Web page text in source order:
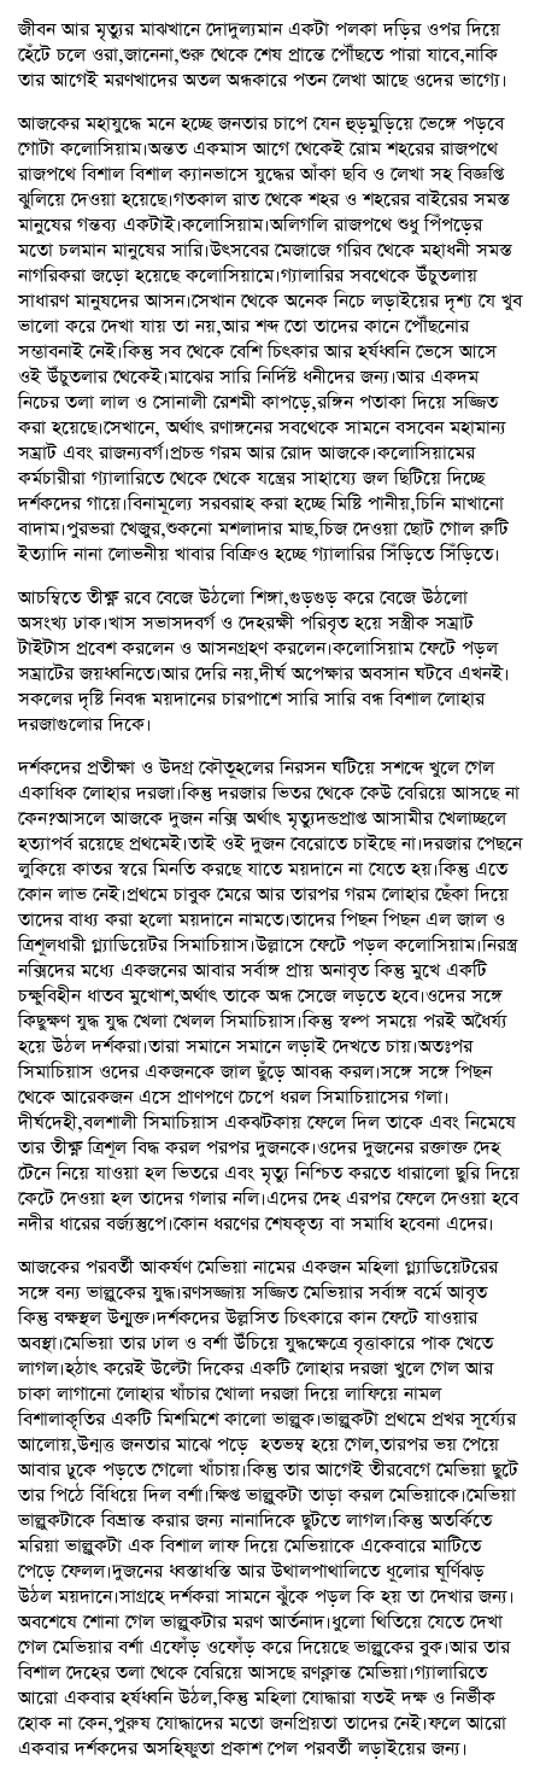
জীবন আর মৃত্যুর মাঝখানে দোদুল্যমান একটা পলকা দড়ির ওপর দিয়ে
হেঁটে চলে ওরা,জানেনা,শুরু থেকে শেষ প্রান্তে পৌঁছতে পারা যাবে,নাকি
তার আগেই মরণখাদের অতল অন্ধকারে পতন লেখা আছে ওদের ভাগ্যে।
আজকের মহাযুদ্ধে মনে হচ্ছে জনতার চাপে যেন হুড়মুড়িয়ে ভেঙ্গে পড়বে
গোটা কলোসিয়াম।অন্তত একমাস আগে থেকেই রোম শহরের রাজপথে
রাজপথে বিশাল বিশাল ক্যানভাসে যুদ্ধের আঁকা ছবি ও লেখা সহ বিজ্ঞপ্তি
ঝুলিয়ে দেওয়া হয়েছে।গতকাল রাত থেকে শহর ও শহরের বাইরের সমস্ত
মানুষের গন্তব্য একটাই।কলোসিয়াম।অলিগলি রাজপথে শুধু পিঁপড়ের
মতো চলমান মানুষের সারি।উৎসবের মেজাজে গরিব থেকে মহাধনী সমস্ত
নাগরিকরা জড়ো হয়েছে কলোসিয়ামে।গ্যালারির সবথেকে উঁচুতলায়
সাধারণ মানুষদের আসন।সেখান থেকে অনেক নিচে লড়াইয়ের দৃশ্য যে খুব
ভালো করে দেখা যায় তা নয়,আর শব্দ তো তাদের কানে পৌঁছনোর
সম্ভাবনাই নেই।কিন্তু সব থেকে বেশি চিৎকার আর হর্ষধ্বনি ভেসে আসে
ওই উঁচুতলার থেকেই।মাঝের সারি নির্দিষ্ট ধনীদের জন্য।আর একদম
নিচের তলা লাল ও সোনালী রেশমী কাপড়ে,রঙ্গিন পতাকা দিয়ে সজ্জিত
করা হয়েছে।সেখানে, অর্থাৎ রণাঙ্গনের সবথেকে সামনে বসবেন মহামান্য
সম্রাট এবং রাজন্যবর্গ।প্রচন্ড গরম আর রোদ আজকে।কলোসিয়ামের
কর্মচারীরা গ্যালারিতে থেকে থেকে যন্ত্রের সাহায্যে জল ছিটিয়ে দিচ্ছে
দর্শকদের গায়ে।বিনামূল্যে সরবরাহ করা হচ্ছে মিষ্টি পানীয়,চিনি মাখানো
বাদাম।পুরভরা খেজুর,শুকনো মশলাদার মাছ,চিজ দেওয়া ছোট গোল রুটি
ইত্যাদি নানা লোভনীয় খাবার বিক্রিও হচ্ছে গ্যালারির সিঁড়িতে সিঁড়িতে।
আচম্বিতে তীক্ষ্ণ রবে বেজে উঠলো শিঙ্গা,গুড়গুড় করে বেজে উঠলো
অসংখ্য ঢাক।খাস সভাসদবর্গ ও দেহরক্ষী পরিবৃত হয়ে সস্ত্রীক সম্রাট
টাইটাস প্রবেশ করলেন ও আসনগ্রহণ করলেন।কলোসিয়াম ফেটে পড়ল
সম্রাটের জয়ধ্বনিতে।আর দেরি নয়,দীর্ঘ অপেক্ষার অবসান ঘটবে এখনই।
সকলের দৃষ্টি নিবন্ধ ময়দানের চারপাশে সারি সারি বন্ধ বিশাল লোহার
দরজাগুলোর দিকে।
দর্শকদের প্রতীক্ষা ও উদগ্র কৌতূহলের নিরসন ঘটিয়ে সশব্দে খুলে গেল
একাধিক লোহার দরজা।কিন্তু দরজার ভিতর থেকে কেউ বেরিয়ে আসছে না
কেন?আসলে আজকে দুজন নক্সি অর্থাৎ মৃত্যুদন্ডপ্রাপ্ত আসামীর খেলাচ্ছলে
হত্যাপর্ব রয়েছে প্রথমেই।তাই ওই দুজন বেরোতে চাইছে না।দরজার পেছনে
লুকিয়ে কাতর স্বরে মিনতি করছে যাতে ময়দানে না যেতে হয়।কিন্তু এতে
কোন লাভ নেই।প্রথমে চাবুক মেরে আর তারপর গরম লোহার ছেঁকা দিয়ে
তাদের বাধ্য করা হলো ময়দানে নামতে।তাদের পিছন পিছন এল জাল ও
ত্রিশূলধারী গ্ল্যাডিয়েটর সিমাচিয়াস।উল্লাসে ফেটে পড়ল কলোসিয়াম।নিরস্ত্র
নক্সিদের মধ্যে একজনের আবার সর্বাঙ্গ প্রায় অনাবৃত কিন্তু মুখে একটি
চক্ষুবিহীন ধাতব মুখোশ,অর্থাৎ তাকে অন্ধ সেজে লড়তে হবে।ওদের সঙ্গে
কিছুক্ষণ যুদ্ধ যুদ্ধ খেলা খেলল সিমাচিয়াস।কিন্তু স্বল্প সময়ে পরই অধৈর্য্য
হয়ে উঠল দর্শকরা।তারা সমানে সমানে লড়াই দেখতে চায়।অতঃপর
সিমাচিয়াস ওদের একজনকে জাল ছুঁড়ে আবব্ধ করল।সঙ্গে সঙ্গে পিছন
থেকে আরেকজন এসে প্রাণপণে চেপে ধরল সিমাচিয়াসের গলা।
দীর্ঘদেহী,বলশালী সিমাচিয়াস একঝটকায় ফেলে দিল তাকে এবং নিমেষে
তার তীক্ষ্ণ ত্রিশূল বিদ্ধ করল পরপর দুজনকে।ওদের দুজনের রক্তাক্ত দেহ
টেনে নিয়ে যাওয়া হল ভিতরে এবং মৃত্যু নিশ্চিত করতে ধারালো ছুরি দিয়ে
কেটে দেওয়া হল তাদের গলার নলি।এদের দেহ এরপর ফেলে দেওয়া হবে
নদীর ধারের বর্জ্যস্তুপে।কোন ধরণের শেষকৃত্য বা সমাধি হবেনা এদের।
আজকের পরবর্তী আকর্ষণ মেভিয়া নামের একজন মহিলা গ্ল্যাডিয়েটরের
সঙ্গে বন্য ভাল্লুকের যুদ্ধ।রণসজ্জায় সজ্জিত মেভিয়ার সর্বাঙ্গ বর্মে আবৃত
কিন্তু বক্ষস্থল উন্মুক্ত।দর্শকদের উল্লসিত চিৎকারে কান ফেটে যাওয়ার
অবস্থা।মেভিয়া তার ঢাল ও বর্শা উঁচিয়ে যুদ্ধক্ষেত্রে বৃত্তাকারে পাক খেতে
লাগল।হঠাৎ করেই উল্টো দিকের একটি লোহার দরজা খুলে গেল আর
চাকা লাগানো লোহার খাঁচার খোলা দরজা দিয়ে লাফিয়ে নামল
বিশালাকৃতির একটি মিশমিশে কালো ভাল্লুক।ভাল্লুকটা প্রথমে প্রখর সূর্য্যের
আলোয়,উন্মত্ত জনতার মাঝে পড়ে হতভম্ব হয়ে গেল,তারপর ভয় পেয়ে
আবার ঢুকে পড়তে গেলো খাঁচায়।কিন্তু তার আগেই তীরবেগে মেভিয়া ছুটে
তার পিঠে বিঁধিয়ে দিল বর্শা।ক্ষিপ্ত ভাল্লুকটা তাড়া করল মেভিয়াকে।মেভিয়া
ভাল্লুকটাকে বিভ্রান্ত করার জন্য নানাদিকে ছুটতে লাগল।কিন্তু অতর্কিতে
মরিয়া ভাল্লুকটা এক বিশাল লাফ দিয়ে মেভিয়াকে একেবারে মাটিতে
পেড়ে ফেলল।দুজনের ধ্বস্তাধস্তি আর উথালপাথালিতে ধূলোর ঘূর্ণিঝড়
উঠল ময়দানে।সাগ্রহে দর্শকরা সামনে ঝুঁকে পড়ল কি হয় তা দেখার জন্য।
অবশেষে শোনা গেল ভাল্লুকটার মরণ আর্তনাদ।ধুলো থিতিয়ে যেতে দেখা
গেল মেভিয়ার বর্শা এফোঁড় ওফোঁড় করে দিয়েছে ভাল্লুকের বুক।আর তার
বিশাল দেহের তলা থেকে বেরিয়ে আসছে রণক্লান্ত মেভিয়া।গ্যালারিতে
আরো একবার হর্ষধ্বনি উঠল,কিন্তু মহিলা যোদ্ধারা যতই দক্ষ ও নির্ভীক
হোক না কেন,পুরুষ যোদ্ধাদের মতো জনপ্রিয়তা তাদের নেই।ফলে আরো
একবার দর্শকদের অসহিষ্ণুতা প্রকাশ পেল পরবর্তী লড়াইয়ের জন্য।